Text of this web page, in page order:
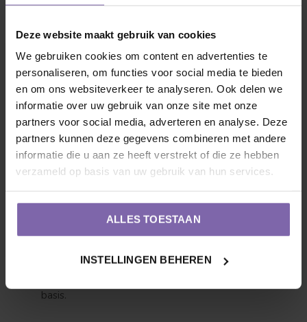
Deze website maakt gebruik van cookies
We gebruiken cookies om content en advertenties te
personaliseren, om functies voor social media te bieden
en om ons websiteverkeer te analyseren. Ook delen we
informatie over uw gebruik van onze site met onze
partners voor social media, adverteren en analyse. Deze
partners kunnen deze gegevens combineren met andere
informatie die u aan ze heeft verstrekt of die ze hebben
verzameld op basis van uw gebruik van hun services.
ALLES TOESTAAN
INSTELLINGEN BEHEREN
zware klei. Gebruik bij het poten onze universele
aanplantgrond (3 tot 5 planten per m²).
Snoei: Geniet de hele herfst en winter van het strakke
silhouet. Knip het gras pas in het vroege voorjaar
(maart), net voordat de eerste groene sprieten
verschijnen, helemaal kort terug tot zo'n10
centimeterboven de grond.
Eenmaal goed geworteld is dit siergras
uitstekend bestand tegen droogte. Geef in het
eerste jaar na aanplanten en tijdens hete
basis.